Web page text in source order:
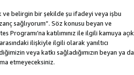
ve belirgin bir şekilde şu ifadeyi veya işbu
sağlıyorum”. Söz konusu beyan ve
katılımınız ile ilgili kamuya açık
ilişkiyle ilgili olarak yanıltıcı
veya katkı sağladığımızın beyan ya da
etmeyeceksiniz.